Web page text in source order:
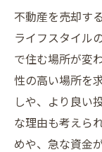
不動産を売却す
ライフスタイル
で住む場所が変
性の高い場所を
しや、より良い
な理由も考えら
めや、急な資金